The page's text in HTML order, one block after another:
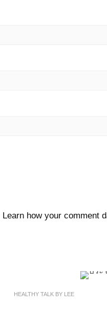
Learn how your comment
HEALTHY TALK BY LEE